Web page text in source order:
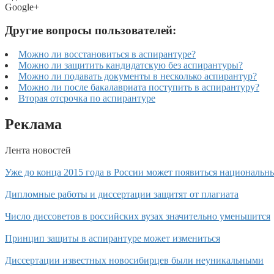
Google+
Другие вопросы пользователей:
Можно ли восстановиться в аспирантуре?
Можно ли защитить кандидатскую без аспирантуры?
Можно ли подавать документы в несколько аспирантур?
Можно ли после бакалавриата поступить в аспирантуру?
Вторая отсрочка по аспирантуре
Реклама
Лента новостей
Уже до конца 2015 года в России может появиться
Дипломные работы и диссертации защитят от плагиата
Число диссоветов в российских вузах значительно уменьшится
Принцип защиты в аспирантуре может измениться
Диссертации известных новосибирцев были неуникальными